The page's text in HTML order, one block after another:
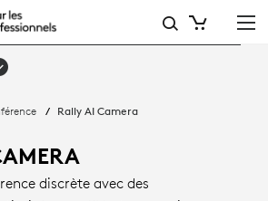
Rally AI Camera
discrète avec des